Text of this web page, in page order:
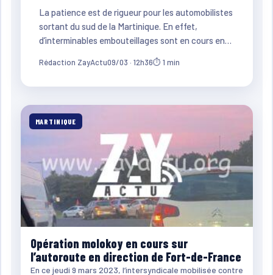
La patience est de rigueur pour les automobilistes
sortant du sud de la Martinique. En effet,
d’interminables embouteillages sont en cours en…
Rédaction ZayActu09/03 · 12h36⏱ 1 min
MARTINIQUE
Opération molokoy en cours sur
l’autoroute en direction de Fort-de-France
En ce jeudi 9 mars 2023, l’intersyndicale mobilisée contre